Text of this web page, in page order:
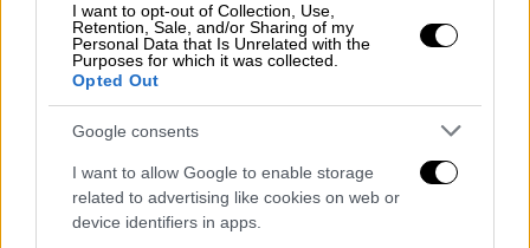
I want to opt-out of Collection, Use,
Retention, Sale, and/or Sharing of my
Personal Data that Is Unrelated with the
Purposes for which it was collected.
Opted Out
Google consents
I want to allow Google to enable storage
related to advertising like cookies on web or
device identifiers in apps.
Ελλάδα|07.04.2019 17:26
Η τραγική μάνα της Καλαμαριάς: Ένα